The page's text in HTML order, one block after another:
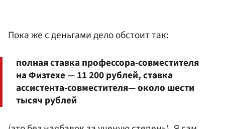
Пока же с деньгами дело обстоит так:
полная ставка профессора-совместителя
на Физтехе — 11 200 рублей, ставка
ассистента-совместителя— около шести
тысяч рублей